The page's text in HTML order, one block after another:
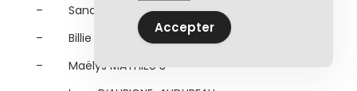
– Sandro BOVO 1er
– Billie DAYOT 2ème
– Maëlys MATHIEU 3
Accepter